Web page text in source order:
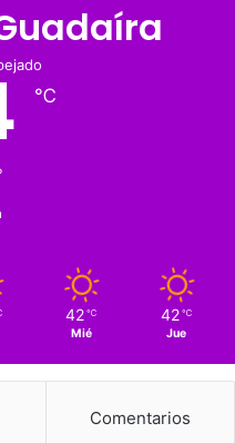
℃
42 ℃
Mié
42 ℃
Jue
Comentarios